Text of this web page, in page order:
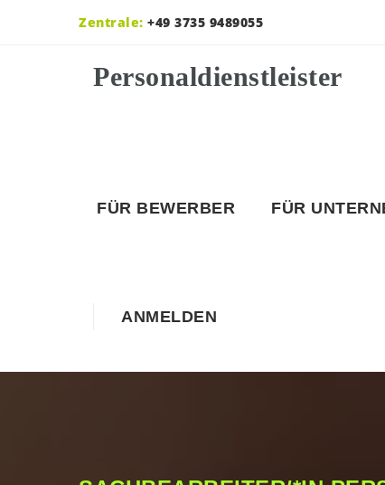
Zentrale: +49 3735 9489055
FÜR BEWERBER FÜR
ANMELDEN